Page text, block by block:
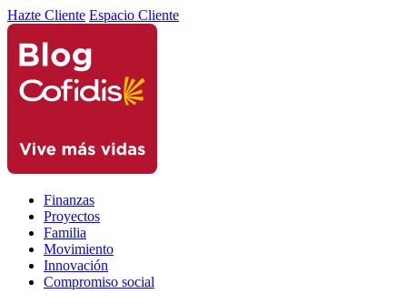
Hazte Cliente Espacio Cliente
Finanzas
Proyectos
Familia
Movimiento
Innovación
Compromiso social